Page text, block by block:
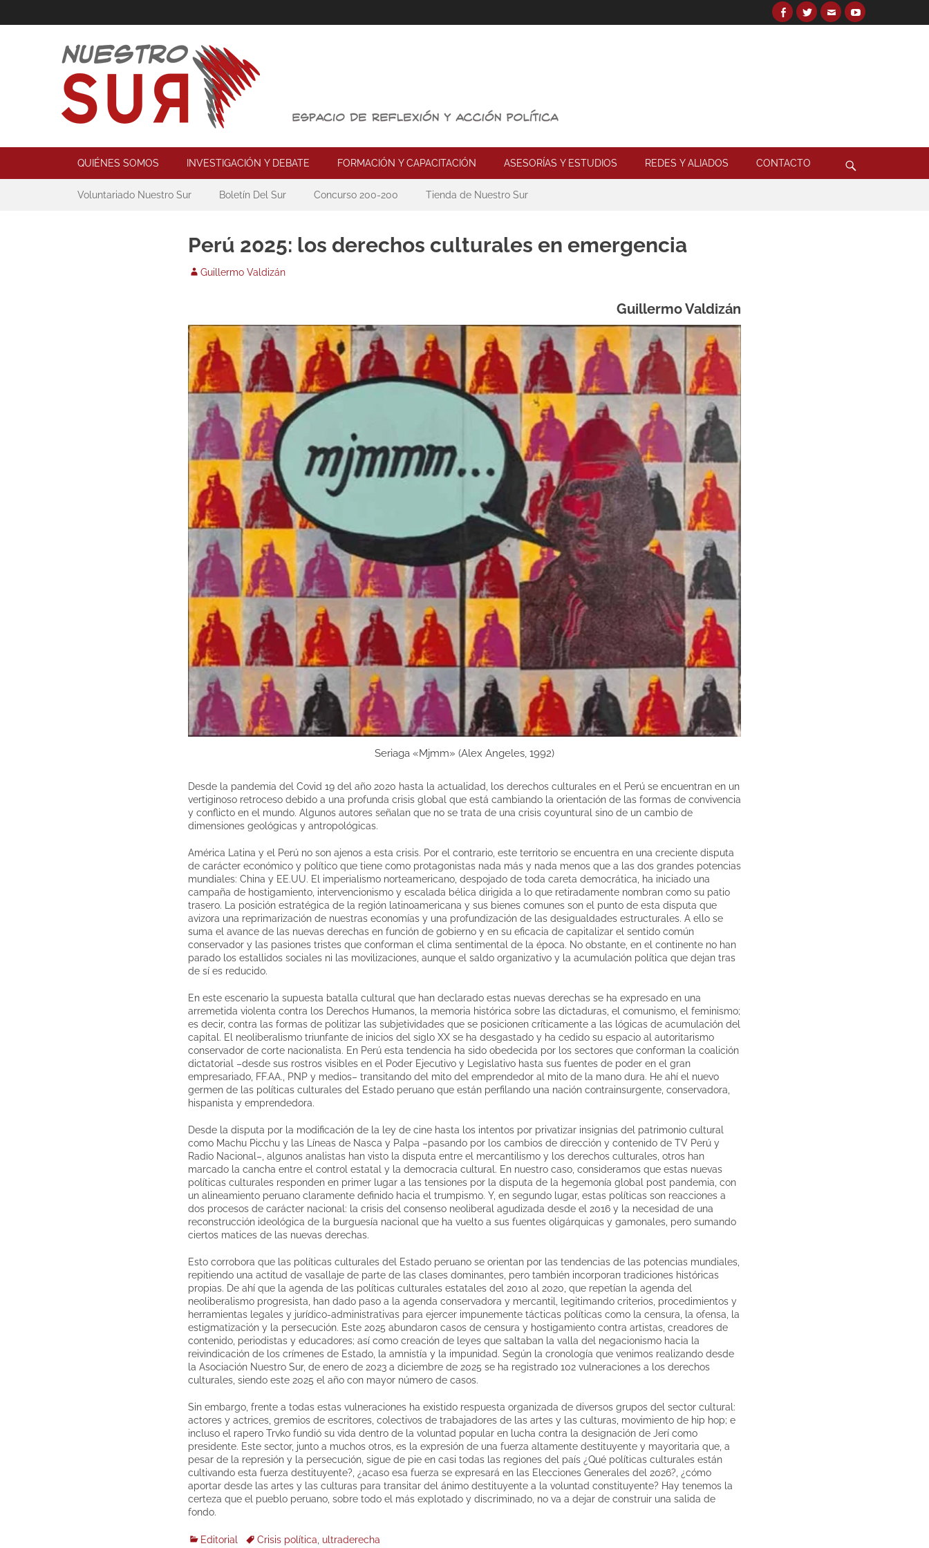
Facebook
TwitterEmailYouTube
Nuestro Sur
Espacio de reflexión y acción política
Primary Menu
QUIÉNES SOMOS INVESTIGACIÓN Y DEBATE FORMACIÓN Y CAPACITACIÓN ASESORÍAS Y ESTUDIOS REDES Y ALIADOS CONTACTO
Secondary Menu
Voluntariado Nuestro Sur Boletín Del Sur Concurso 200-200 Tienda de Nuestro Sur
Perú 2025: los derechos culturales en emergencia
Author
Guillermo Valdizán
Guillermo Valdizán
Seriaga «Mjmm» (Alex Angeles, 1992)
Desde la pandemia del Covid 19 del año 2020 hasta la actualidad, los derechos culturales en el Perú se encuentran en un
vertiginoso retroceso debido a una profunda crisis global que está cambiando la orientación de las formas de convivencia
y conflicto en el mundo. Algunos autores señalan que no se trata de una crisis coyuntural sino de un cambio de
dimensiones geológicas y antropológicas.
América Latina y el Perú no son ajenos a esta crisis. Por el contrario, este territorio se encuentra en una creciente disputa
de carácter económico y político que tiene como protagonistas nada más y nada menos que a las dos grandes potencias
mundiales: China y EE.UU. El imperialismo norteamericano, despojado de toda careta democrática, ha iniciado una
campaña de hostigamiento, intervencionismo y escalada bélica dirigida a lo que retiradamente nombran como su patio
trasero. La posición estratégica de la región latinoamericana y sus bienes comunes son el punto de esta disputa que
avizora una reprimarización de nuestras economías y una profundización de las desigualdades estructurales. A ello se
suma el avance de las nuevas derechas en función de gobierno y en su eficacia de capitalizar el sentido común
conservador y las pasiones tristes que conforman el clima sentimental de la época. No obstante, en el continente no han
parado los estallidos sociales ni las movilizaciones, aunque el saldo organizativo y la acumulación política que dejan tras
de sí es reducido.
En este escenario la supuesta batalla cultural que han declarado estas nuevas derechas se ha expresado en una
arremetida violenta contra los Derechos Humanos, la memoria histórica sobre las dictaduras, el comunismo, el feminismo;
es decir, contra las formas de politizar las subjetividades que se posicionen críticamente a las lógicas de acumulación del
capital. El neoliberalismo triunfante de inicios del siglo XX se ha desgastado y ha cedido su espacio al autoritarismo
conservador de corte nacionalista. En Perú esta tendencia ha sido obedecida por los sectores que conforman la coalición
dictatorial –desde sus rostros visibles en el Poder Ejecutivo y Legislativo hasta sus fuentes de poder en el gran
empresariado, FF.AA., PNP y medios– transitando del mito del emprendedor al mito de la mano dura. He ahí el nuevo
germen de las políticas culturales del Estado peruano que están perfilando una nación contrainsurgente, conservadora,
hispanista y emprendedora.
Desde la disputa por la modificación de la ley de cine hasta los intentos por privatizar insignias del patrimonio cultural
como Machu Picchu y las Líneas de Nasca y Palpa –pasando por los cambios de dirección y contenido de TV Perú y
Radio Nacional–, algunos analistas han visto la disputa entre el mercantilismo y los derechos culturales, otros han
marcado la cancha entre el control estatal y la democracia cultural. En nuestro caso, consideramos que estas nuevas
políticas culturales responden en primer lugar a las tensiones por la disputa de la hegemonía global post pandemia, con
un alineamiento peruano claramente definido hacia el trumpismo. Y, en segundo lugar, estas políticas son reacciones a
dos procesos de carácter nacional: la crisis del consenso neoliberal agudizada desde el 2016 y la necesidad de una
reconstrucción ideológica de la burguesía nacional que ha vuelto a sus fuentes oligárquicas y gamonales, pero sumando
ciertos matices de las nuevas derechas.
Esto corrobora que las políticas culturales del Estado peruano se orientan por las tendencias de las potencias mundiales,
repitiendo una actitud de vasallaje de parte de las clases dominantes, pero también incorporan tradiciones históricas
propias. De ahí que la agenda de las políticas culturales estatales del 2010 al 2020, que repetían la agenda del
neoliberalismo progresista, han dado paso a la agenda conservadora y mercantil, legitimando criterios, procedimientos y
herramientas legales y jurídico-administrativas para ejercer impunemente tácticas políticas como la censura, la ofensa, la
estigmatización y la persecución. Este 2025 abundaron casos de censura y hostigamiento contra artistas, creadores de
contenido, periodistas y educadores; así como creación de leyes que saltaban la valla del negacionismo hacia la
reivindicación de los crímenes de Estado, la amnistía y la impunidad. Según la cronología que venimos realizando desde
la Asociación Nuestro Sur, de enero de 2023 a diciembre de 2025 se ha registrado 102 vulneraciones a los derechos
culturales, siendo este 2025 el año con mayor número de casos.
Sin embargo, frente a todas estas vulneraciones ha existido respuesta organizada de diversos grupos del sector cultural:
actores y actrices, gremios de escritores, colectivos de trabajadores de las artes y las culturas, movimiento de hip hop; e
incluso el rapero Trvko fundió su vida dentro de la voluntad popular en lucha contra la designación de Jerí como
presidente. Este sector, junto a muchos otros, es la expresión de una fuerza altamente destituyente y mayoritaria que, a
pesar de la represión y la persecución, sigue de pie en casi todas las regiones del país ¿Qué políticas culturales están
cultivando esta fuerza destituyente?, ¿acaso esa fuerza se expresará en las Elecciones Generales del 2026?, ¿cómo
aportar desde las artes y las culturas para transitar del ánimo destituyente a la voluntad constituyente? Hay tenemos la
certeza que el pueblo peruano, sobre todo el más explotado y discriminado, no va a dejar de construir una salida de
fondo.
Categories
Editorial TagsCrisis política, ultraderecha